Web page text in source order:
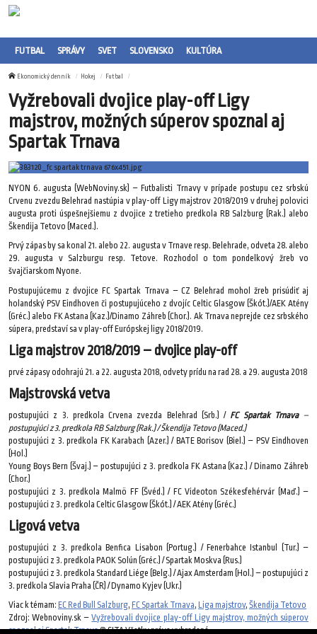
FUTBAL SPRÁVY SVET SLOVENSKO KULTÚRA
Ekonomický denník Hokej Futbal
Vyžrebovali dvojice play-off Ligy
majstrov, možných súperov spoznal aj
Spartak Trnava
NYON 6. augusta (WebNoviny.sk) – Futbalisti Trnavy v prípade postupu cez srbskú
Crvenu zvezdu Belehrad nastúpia v play-off Ligy majstrov 2018/2019 v druhej polovici
augusta proti úspešnejšiemu z dvojice z tretieho predkola RB Salzburg (Rak.) alebo
Škendija Tetovo (Maced.).
Prvý zápas by sa konal 21. alebo 22. augusta v Trnave resp. Belehrade, odveta 28. alebo
29. augusta v Salzburgu resp. Tetove. Rozhodol o tom pondelkový žreb vo
švajčiarskom Nyone.
Postupujúcemu z dvojice FC Spartak Trnava – CZ Belehrad mohol žreb prisúdiť aj
holandský PSV Eindhoven či postupujúceho z dvojíc Celtic Glasgow (Škót.)/AEK Atény
(Gréc.) alebo FK Astana (Kaz.)/Dinamo Záhreb (Chor.). Ak Trnava neprejde cez srbského
súpera, predstaví sa v play-off Európskej ligy 2018/2019.
Liga majstrov 2018/2019 – dvojice play-off
prvé zápasy odohrajú 21. a 22. augusta 2018, odvety prídu na rad 28. a 29. augusta 2018
Majstrovská vetva
postupujúci z 3. predkola Crvena zvezda Belehrad (Srb.) / FC Spartak Trnava–
postupujúci z 3. predkola RB Salzburg (Rak.) / Škendija Tetovo (Maced.)
postupujúci z 3. predkola FK Karabach (Azer.) / BATE Borisov (Biel.) – PSV Eindhoven
(Hol.)
Young Boys Bern (Švaj.) – postupujúci z 3. predkola FK Astana (Kaz.) / Dinamo Záhreb
(Chor.)
postupujúci z 3. predkola Malmö FF (Švéd.) / FC Videoton Székesfehérvár (Maď.) –
postupujúci z 3. predkola Celtic Glasgow (Škót.) / AEK Atény (Gréc.)
Ligová vetva
postupujúci z 3. predkola Benfica Lisabon (Portug.) / Fenerbahce Istanbul (Tur.) –
postupujúci z 3. predkola PAOK Solún (Gréc.) / Spartak Moskva (Rus.)
postupujúci z 3. predkola Standard Liége (Belg.) / Ajax Amsterdam (Hol.) – postupujúci z
3. predkola Slavia Praha (ČR) / Dynamo Kyjev (Ukr.)
Viac k témam: EC Red Bull Salzburg, FC Spartak Trnava, Liga majstrov, Škendija Tetovo
Zdroj: Webnoviny.sk –Vyžrebovali dvojice play-off Ligy majstrov, možných súperov
spoznal aj Spartak Trnava© SITA Všetky práva vyhradené.